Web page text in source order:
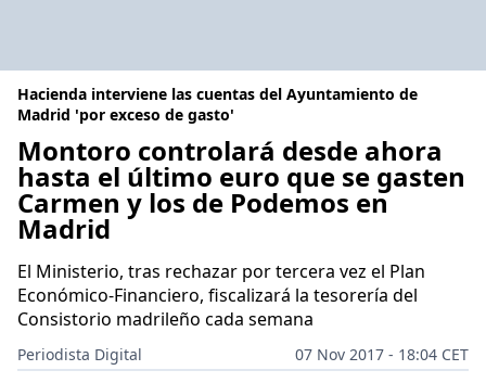
Hacienda interviene las cuentas del Ayuntamiento de
Madrid 'por exceso de gasto'
Montoro controlará desde ahora
hasta el último euro que se gasten
Carmen y los de Podemos en
Madrid
El Ministerio, tras rechazar por tercera vez el Plan
Económico-Financiero, fiscalizará la tesorería del
Consistorio madrileño cada semana
Periodista Digital
07 Nov 2017 - 18:04 CET